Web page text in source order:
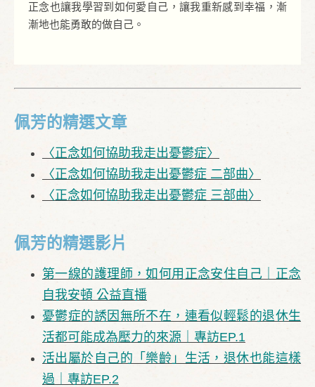
正念也讓我學習到如何愛自己，讓我重新感到幸福，漸
漸地也能勇敢的做自己。
佩芳的精選文章
〈正念如何協助我走出憂鬱症〉
〈正念如何協助我走出憂鬱症 二部曲〉
〈正念如何協助我走出憂鬱症 三部曲〉
佩芳的精選影片
第一線的護理師，如何用正念安住自己｜正念
自我安頓 公益直播
憂鬱症的誘因無所不在，連看似輕鬆的退休生
活都可能成為壓力的來源｜專訪EP.1
活出屬於自己的「樂齡」生活，退休也能這樣
過｜專訪EP.2